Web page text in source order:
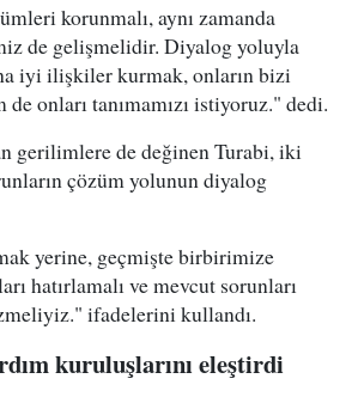
korunmalı, aynı zamanda
de gelişmelidir. Diyalog yoluyla
iyi ilişkiler kurmak, onların bizi
de onları tanımamızı istiyoruz." dedi.
gerilimlere de değinen Turabi, iki
çözüm yolunun diyalog
yerine, geçmişte birbirimize
hatırlamalı ve mevcut sorunları
ifadelerini kullandı.
kuruluşlarını eleştirdi